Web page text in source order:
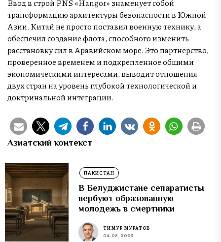
Ввод в строй PNS «Hangor» знаменует собой
трансформацию архитектуры безопасности в Южной
Азии. Китай не просто поставил военную технику, а
обеспечил создание флота, способного изменить
расстановку сил в Аравийском море. Это партнерство,
проверенное временем и подкрепленное общими
экономическими интересами, выводит отношения
двух стран на уровень глубокой технологической и
доктринальной интеграции.
Азиатский контекст
ПАКИСТАН
В Белуджистане сепаратисты
вербуют образованную
молодежь в смертники
ТИМУР МУРАТОВ
04.08.2026